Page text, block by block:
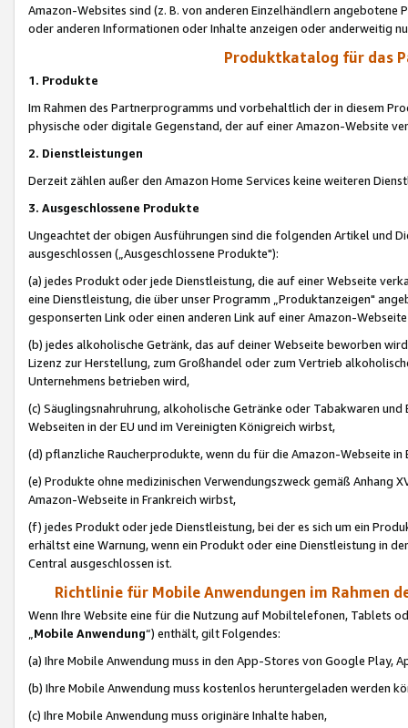
Amazon-Websites sind (z. B. von anderen Einzelhändlern
oder anderen Informationen oder Inhalte anzeigen oder anderweitig
Produktkatalog für das
1. Produkte
Im Rahmen des Partnerprogramms und vorbehaltlich der in diesem
physische oder digitale Gegenstand, der auf einer Amazon-Website
2. Dienstleistungen
Derzeit zählen außer den Amazon Home Services keine weiteren
3. Ausgeschlossene Produkte
Ungeachtet der obigen Ausführungen sind die folgenden Artikel und
ausgeschlossen („Ausgeschlossene Produkte"):
(a) jedes Produkt oder jede Dienstleistung, die auf einer Webseite
eine Dienstleistung, die über unser Programm „Produktanzeigen"
gesponserten Link oder einen anderen Link auf einer Amazon-
(b) jedes alkoholische Getränk, das auf deiner Webseite beworben
Lizenz zur Herstellung, zum Großhandel oder zum Vertrieb
Unternehmens betrieben wird,
(c) Säuglingsnahruhrung, alkoholische Getränke oder Tabakwaren
Webseiten in der EU und im Vereinigten Königreich wirbst,
(d) pflanzliche Raucherprodukte, wenn du für die Amazon-Webseite in
(e) Produkte ohne medizinischen Verwendungszweck gemäß Anhang
Amazon-Webseite in Frankreich wirbst,
(f) jedes Produkt oder jede Dienstleistung, bei der es sich um ein
erhältst eine Warnung, wenn ein Produkt oder eine Dienstleistung in
Central ausgeschlossen ist.
Richtlinie für Mobile Anwendungen im Rahmen
Wenn Ihre Website eine für die Nutzung auf Mobiltelefonen, Tablets
„Mobile Anwendung“) enthält, gilt Folgendes:
(a) Ihre Mobile Anwendung muss in den App-Stores von Google Play,
(b) Ihre Mobile Anwendung muss kostenlos heruntergeladen werden
(c) Ihre Mobile Anwendung muss originäre Inhalte haben,